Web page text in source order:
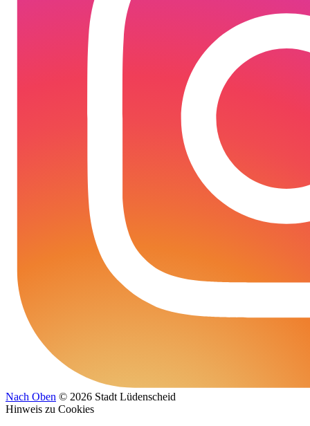
Nach Oben © 2026 Stadt Lüdenscheid
Hinweis zu Cookies